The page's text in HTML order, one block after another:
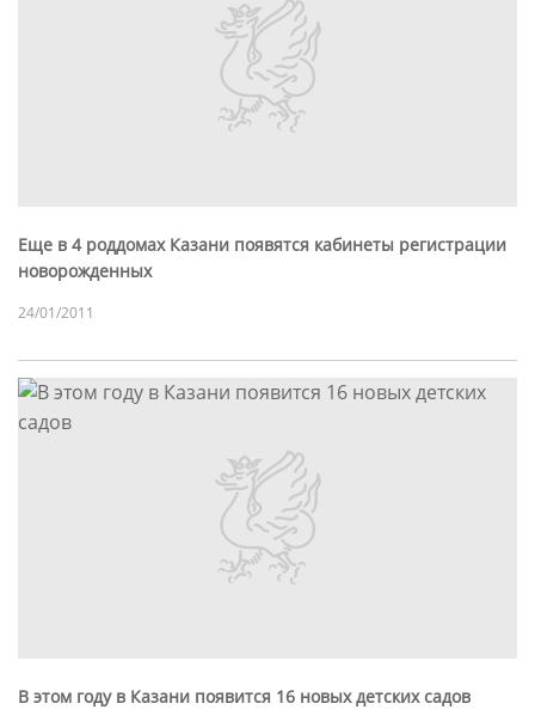
Еще в 4 роддомах Казани появятся кабинеты регистрации
новорожденных
24/01/2011
В этом году в Казани появится 16 новых детских садов